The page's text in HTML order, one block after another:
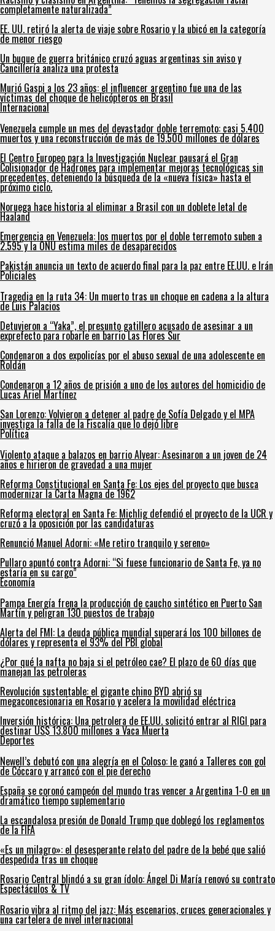
completamente naturalizada”
EE. UU. retiró la alerta de viaje sobre Rosario y la ubicó en la categoría
de menor riesgo
Un buque de guerra británico cruzó aguas argentinas sin aviso y
Cancillería analiza una protesta
Murió Gaspi a los 23 años: el influencer argentino fue una de las
víctimas del choque de helicópteros en Brasil
Internacional
Venezuela cumple un mes del devastador doble terremoto: casi 5.400
muertos y una reconstrucción de más de 19.500 millones de dólares
El Centro Europeo para la Investigación Nuclear pausará el Gran
Colisionador de Hadrones para implementar mejoras tecnológicas sin
precedentes, deteniendo la búsqueda de la «nueva física» hasta el
próximo ciclo.
Noruega hace historia al eliminar a Brasil con un doblete letal de
Haaland
Emergencia en Venezuela: los muertos por el doble terremoto suben a
2.595 y la ONU estima miles de desaparecidos
Pakistán anuncia un texto de acuerdo final para la paz entre EE.UU. e Irán
Policiales
Tragedia en la ruta 34: Un muerto tras un choque en cadena a la altura
de Luis Palacios
Detuvieron a “Yaka”, el presunto gatillero acusado de asesinar a un
exprefecto para robarle en barrio Las Flores Sur
Condenaron a dos expolicías por el abuso sexual de una adolescente en
Roldán
Condenaron a 12 años de prisión a uno de los autores del homicidio de
Lucas Ariel Martínez
San Lorenzo: Volvieron a detener al padre de Sofía Delgado y el MPA
investiga la falla de la Fiscalía que lo dejó libre
Política
Violento ataque a balazos en barrio Alvear: Asesinaron a un joven de 24
años e hirieron de gravedad a una mujer
Reforma Constitucional en Santa Fe: Los ejes del proyecto que busca
modernizar la Carta Magna de 1962
Reforma electoral en Santa Fe: Michlig defendió el proyecto de la UCR y
cruzó a la oposición por las candidaturas
Renunció Manuel Adorni: «Me retiro tranquilo y sereno»
Pullaro apuntó contra Adorni: “Si fuese funcionario de Santa Fe, ya no
estaría en su cargo”
Economía
Pampa Energía frena la producción de caucho sintético en Puerto San
Martín y peligran 130 puestos de trabajo
Alerta del FMI: La deuda pública mundial superará los 100 billones de
dólares y representa el 93% del PBI global
¿Por qué la nafta no baja si el petróleo cae? El plazo de 60 días que
manejan las petroleras
Revolución sustentable: el gigante chino BYD abrió su
megaconcesionaria en Rosario y acelera la movilidad eléctrica
Inversión histórica: Una petrolera de EE.UU. solicitó entrar al RIGI para
destinar US$ 13.800 millones a Vaca Muerta
Deportes
Newell’s debutó con una alegría en el Coloso: le ganó a Talleres con gol
de Cóccaro y arrancó con el pie derecho
España se coronó campeón del mundo tras vencer a Argentina 1-0 en un
dramático tiempo suplementario
La escandalosa presión de Donald Trump que doblegó los reglamentos
de la FIFA
«Es un milagro»: el desesperante relato del padre de la bebé que salió
despedida tras un choque
Rosario Central blindó a su gran ídolo: Ángel Di María renovó su contrato
Espectáculos & TV
Rosario vibra al ritmo del jazz: Más escenarios, cruces generacionales y
una cartelera de nivel internacional